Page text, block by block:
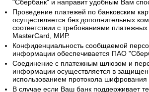
"Сбербанк" и направит удобным Вам
Проведение платежей по банковским
осуществляется без дополнительных
соответствии с требованиями
MasterCard, МИР.
Конфиденциальность сообщаемой
информации обеспечивается ПАО
Соединение с платежным шлюзом и
информации осуществляется в
использованием протокола шифрования
В случае если Ваш банк поддерживает